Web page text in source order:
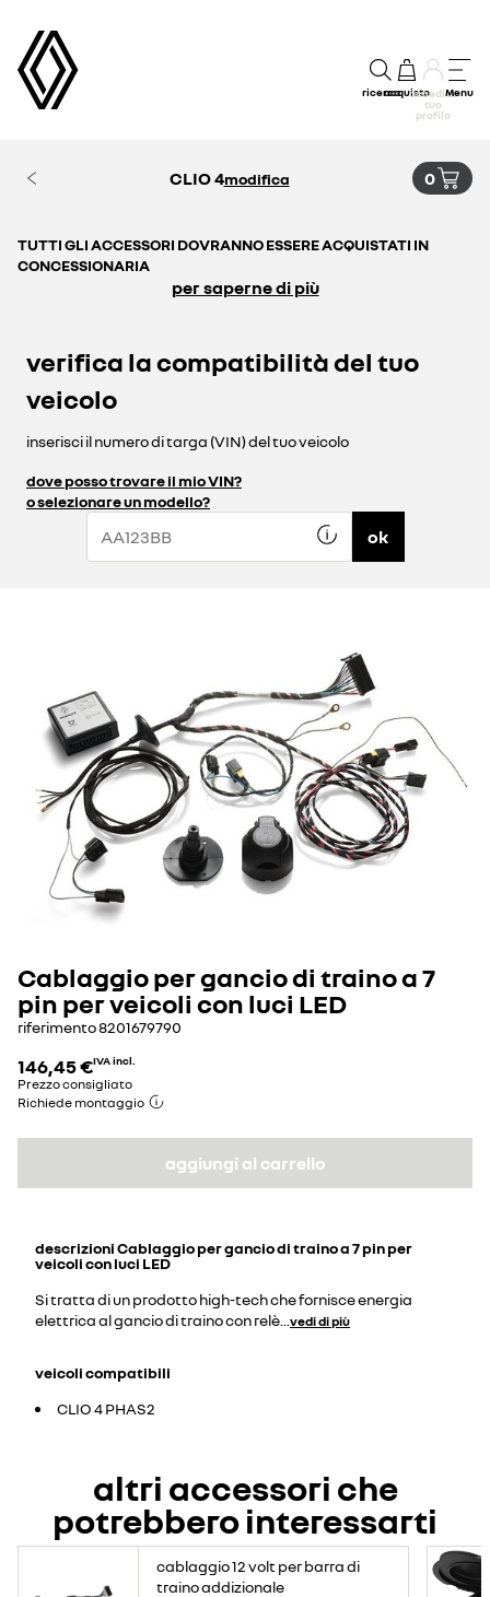
ricercaacquistoaccedi al
tuo
profilo
Menu
CLIO 4modifica 0
TUTTI GLI ACCESSORI DOVRANNO ESSERE ACQUISTATI IN
CONCESSIONARIA
per saperne di più
verifica la compatibilità del tuo
veicolo
inserisci il numero di targa (VIN) del tuo veicolo
dove posso trovare il mio VIN?
o selezionare un modello?
ok
Cablaggio per gancio di traino a 7
pin per veicoli con luci LED
riferimento8201679790
146,45 €IVA incl.
Prezzo consigliato
Richiede montaggio
aggiungi al carrello
descrizioniCablaggio per gancio di traino a 7 pin per
veicoli con luci LED
Si tratta di un prodotto high-tech che fornisce energia
elettrica al gancio di traino con relè vedi di più
veicoli compatibili
CLIO 4 PHAS2
altri accessori che
potrebbero interessarti
cablaggio 12 volt per barra di
traino addizionale